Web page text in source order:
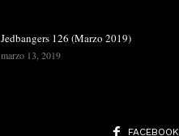
Jedbangers 126 (Marzo 2019)
marzo 13, 2019
FACEBOOK